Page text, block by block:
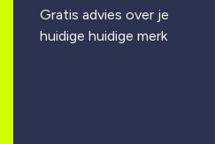
Gratis advies over je
huidige huidige merk